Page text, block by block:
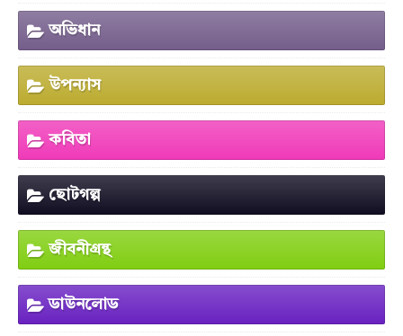
অভিধান
উপন্যাস
কবিতা
ছোটগল্প
জীবনীগ্রন্থ
ডাউনলোড